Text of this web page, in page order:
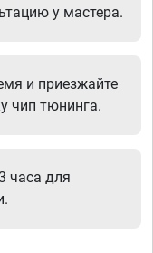
у мастера.
и приезжайте
чип тюнинга.
часа для